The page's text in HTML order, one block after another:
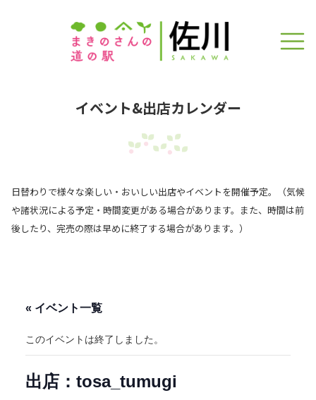
イベント&出店カレンダー
日替わりで様々な楽しい・おいしい出店やイベントを開催予定。（気候
や諸状況による予定・時間変更がある場合があります。また、時間は前
後したり、完売の際は早めに終了する場合があります。）
« イベント一覧
このイベントは終了しました。
出店：tosa_tumugi